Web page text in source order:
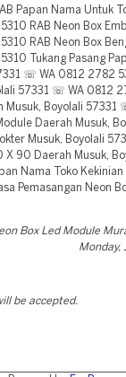
Papan Nama Untuk
RAB Neon Box
RAB Neon Box
Tukang Pasang
☏ WA 0812 2782
57331 ☏ WA 0812
Musuk, Boyolali 57331
Daerah Musuk,
Musuk, Boyolali
90 Daerah Musuk,
Nama Toko Kekinian
Pemasangan Neon
Box Led Module
Monday,
be accepted.